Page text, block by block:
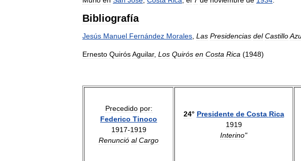
Bibliografía
Jesús Manuel Fernández Morales Las Presidencias del Castillo
Ernesto QuirósAguilar, Los Quirós en Costa Rica (1948)
Precedido por:
Federico Tinoco
1917-1919
Renunció al Cargo
24° Presidente de Costa Rica
1919
Interino"